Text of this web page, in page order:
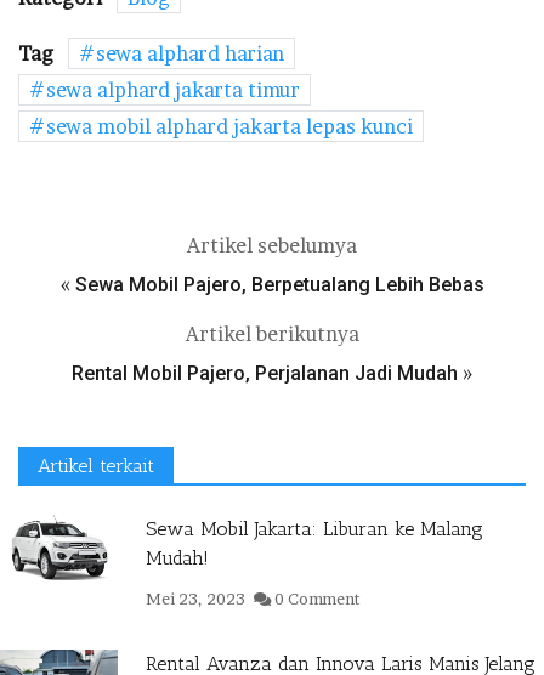
Tag
sewa alphard harian
sewa alphard jakarta timur
sewa mobil alphard jakarta lepas kunci
Artikel sebelumya
« Sewa Mobil Pajero, Berpetualang Lebih Bebas
Artikel berikutnya
Rental Mobil Pajero, Perjalanan Jadi Mudah »
Artikel terkait
Sewa Mobil Jakarta: Liburan ke Malang
Mudah!
Mei 23, 2023 0 Comment
Rental Avanza dan Innova Laris Manis Jelang